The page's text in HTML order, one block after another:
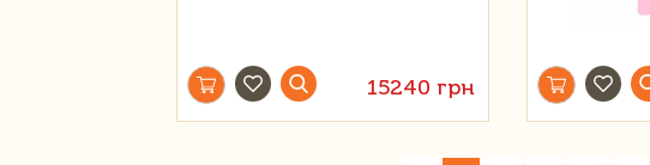
15240 грн